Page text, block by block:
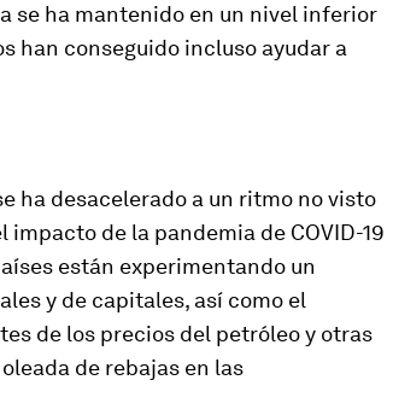
se ha mantenido en un nivel inferior
han conseguido incluso ayudar a
ha desacelerado a un ritmo no visto
de la pandemia de COVID-19
están experimentando un
y de capitales, así como el
de los precios del petróleo y otras
de rebajas en las